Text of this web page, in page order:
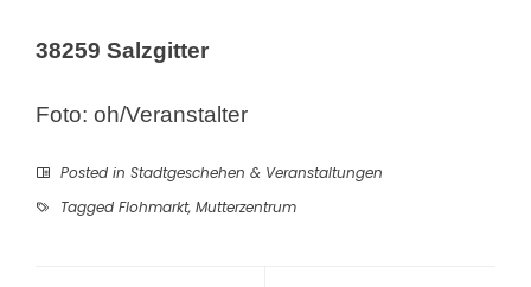
38259 Salzgitter
Foto: oh/Veranstalter
Posted in Stadtgeschehen & Veranstaltungen
Tagged Flohmarkt, Mutterzentrum